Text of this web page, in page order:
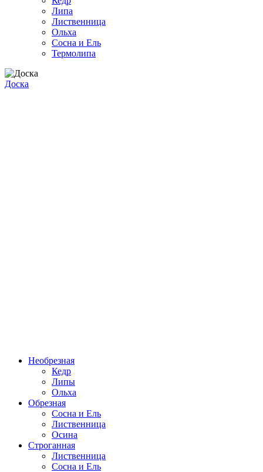
Липа
Лиственница
Ольха
Сосна и Ель
Термолипа
Доска
Необрезная
Кедр
Липы
Ольха
Обрезная
Cосна и Ель
Лиственница
Осина
Строганная
Лиственница
Сосна и Ель